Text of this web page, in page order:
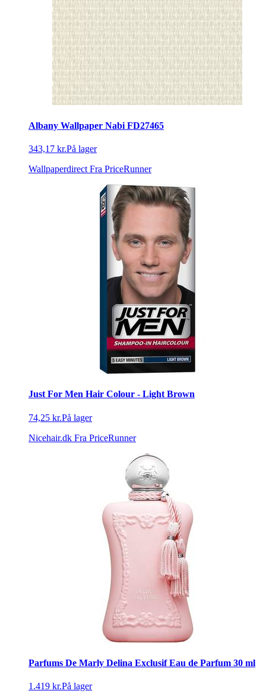
Albany Wallpaper Nabi FD27465
343,17 kr.På lager
Wallpaperdirect Fra PriceRunner
Just For Men Hair Colour - Light Brown
74,25 kr.På lager
Nicehair.dk Fra PriceRunner
Parfums De Marly Delina Exclusif Eau de Parfum 30 ml
1.419 kr.På lager